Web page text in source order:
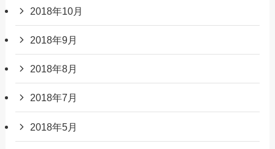
2018年10月
2018年9月
2018年8月
2018年7月
2018年5月